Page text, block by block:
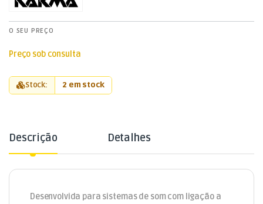
O SEU PREÇO
Preço sob consulta
Stock: 2 em stock
Descrição Detalhes
Desenvolvida para sistemas de som com ligação a